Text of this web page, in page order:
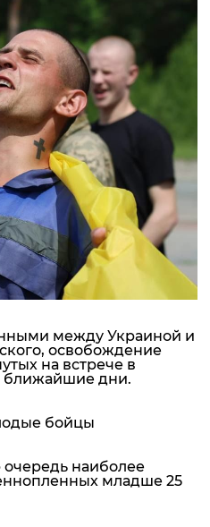
между Украиной и
освобождение
на встрече в
ближайшие дни.
бойцы
наиболее
младше 25